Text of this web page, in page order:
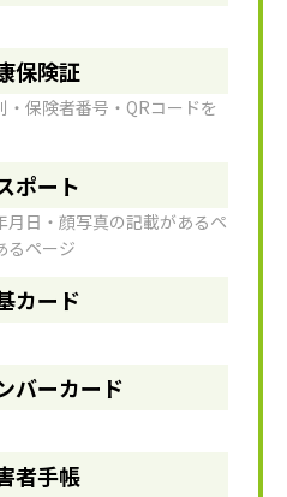
保険証
保険者番号・QRコードを
ポート
日・顔写真の記載があるペ
るページ
カード
バーカード
者手帳